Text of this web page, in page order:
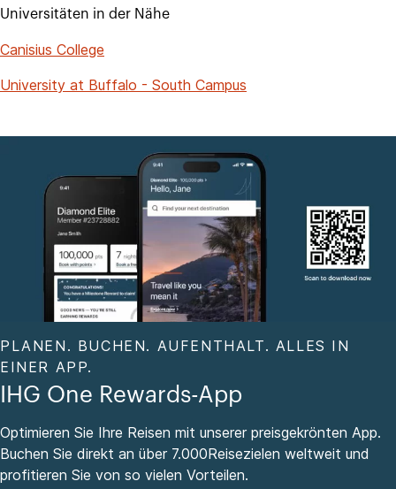
Universitäten in der Nähe
Canisius College
University at Buffalo - South Campus
PLANEN. BUCHEN. AUFENTHALT. ALLES IN
EINER APP.
IHG One Rewards-App
Optimieren Sie Ihre Reisen mit unserer preisgekrönten App.
Buchen Sie direkt an über 7.000Reisezielen weltweit und
profitieren Sie von so vielen Vorteilen.